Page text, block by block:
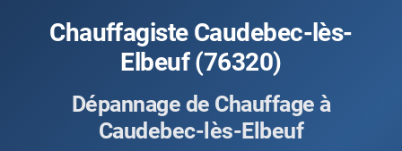
Chauffagiste Caudebec-lès-
Elbeuf (76320)
Dépannage de Chauffage à
Caudebec-lès-Elbeuf